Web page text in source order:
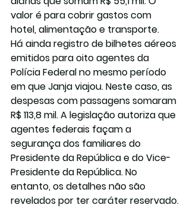
valor é para cobrir gastos com
hotel, alimentação e transporte.
Há ainda registro de bilhetes aéreos
emitidos para oito agentes da
Polícia Federal no mesmo período
em que Janja viajou. Neste caso, as
despesas com passagens somaram
R$ 113,8 mil. A legislação autoriza que
agentes federais façam a
segurança dos familiares do
Presidente da República e do Vice-
Presidente da República. No
entanto, os detalhes não são
revelados por ter caráter reservado.